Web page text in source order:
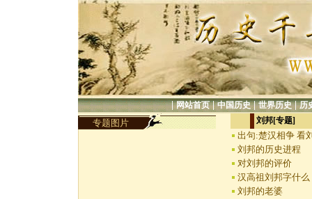
|网站首页|中国历史|世界历史|历
专题图片 刘邦[专题]
出句:楚汉相争 看
刘邦的历史进程
对刘邦的评价
汉高祖刘邦字什
刘邦的老婆